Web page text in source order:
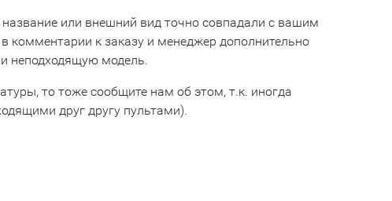
или внешний вид точно совпадали с вашим
комментарии к заказу и менеджер дополнительно
неподходящую модель.
то тоже сообщите нам об этом, т.к. иногда
друг другу пультами).